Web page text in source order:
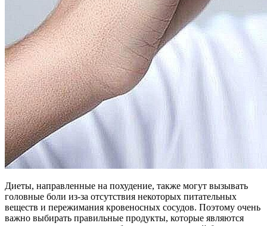
Диеты, направленные на похудение, также могут вызывать
головные боли из-за отсутствия некоторых питательных
веществ и пережимания кровеносных сосудов. Поэтому очень
важно выбирать правильные продукты, которые являются